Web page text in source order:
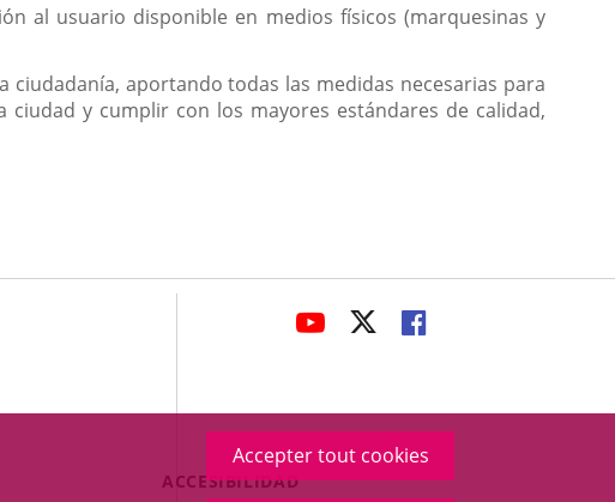
Accepter tout cookies
al usuario disponible en medios físicos (marquesinas y
ciudadanía, aportando todas las medidas necesarias para
y cumplir con los mayores estándares de calidad,
ENLACE
APLICACIÓN
EXTERNA.
ENLACE
APLICACIÓN
EXTERNA.
ENLACE
APLICACIÓN
EXTERNA.
Menú
ACCESIBILIDAD